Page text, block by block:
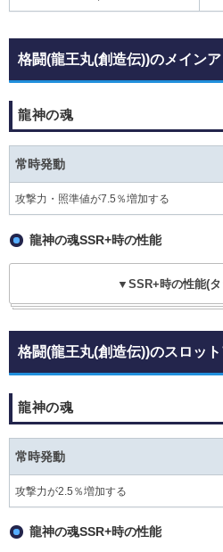
格闘(龍王丸(創造伝))のメイン
龍神の魂
常時発動
攻撃力・照準値が7.5％増加する
龍神の魂SSR+時の性能
▼SSR+時の性能(タ
格闘(龍王丸(創造伝))のスロッ
龍神の魂
常時発動
攻撃力が2.5％増加する
龍神の魂SSR+時の性能